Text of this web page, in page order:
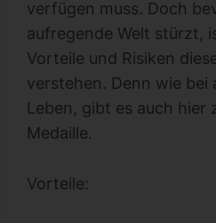
verfügen muss. Doch
aufregende Welt stürzt,
Vorteile und Risiken
verstehen. Denn wie bei
Leben, gibt es auch hier
Medaille.
Vorteile: